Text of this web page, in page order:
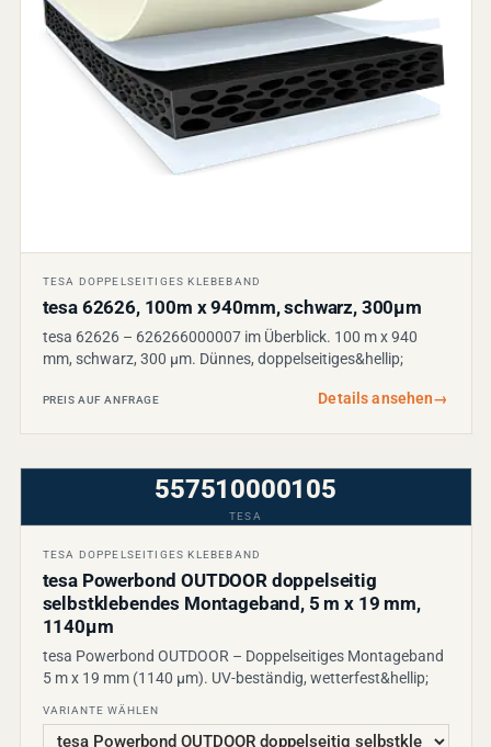
TESA DOPPELSEITIGES KLEBEBAND
tesa 62626, 100m x 940mm, schwarz, 300µm
tesa 62626 – 626266000007 im Überblick. 100 m x 940
mm, schwarz, 300 µm. Dünnes, doppelseitiges&hellip;
PREIS AUF ANFRAGE Details ansehen→
557510000105
TESA
TESA DOPPELSEITIGES KLEBEBAND
tesa Powerbond OUTDOOR doppelseitig
selbstklebendes Montageband, 5 m x 19 mm,
1140µm
tesa Powerbond OUTDOOR – Doppelseitiges Montageband
5 m x 19 mm (1140 µm). UV-beständig, wetterfest&hellip;
VARIANTE WÄHLEN